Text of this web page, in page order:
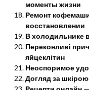
моменты жизни
Ремонт
восстановлении
В холодильнике
Переконливі
яйцеклітин
Неоспоримое
Догляд за шкірою